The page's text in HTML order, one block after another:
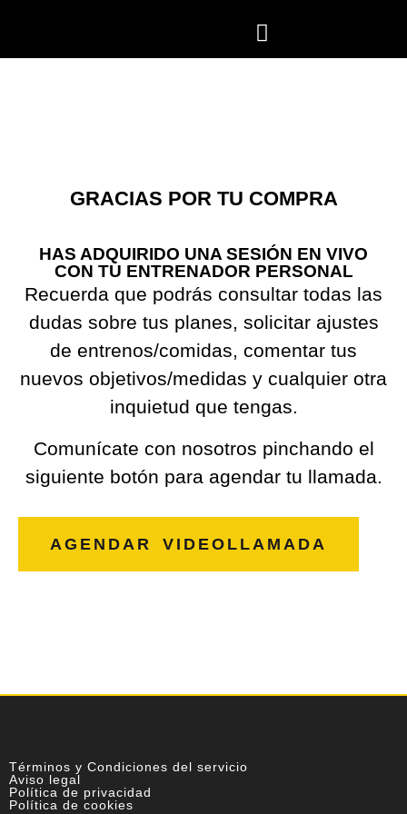
GRACIAS POR TU COMPRA
HAS ADQUIRIDO UNA SESIÓN EN VIVO
CON TU ENTRENADOR PERSONAL
Recuerda que podrás consultar todas las
dudas sobre tus planes, solicitar ajustes
de entrenos/comidas, comentar tus
nuevos objetivos/medidas y cualquier otra
inquietud que tengas.
Comunícate con nosotros pinchando el
siguiente botón para agendar tu llamada.
AGENDAR VIDEOLLAMADA
Términos y Condiciones del servicio
Aviso legal
Política de privacidad
Política de cookies